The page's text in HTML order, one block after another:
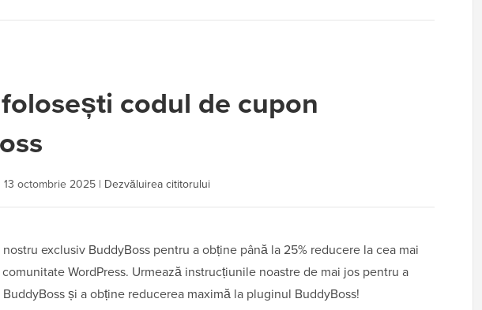
codul de cupon
13 octombrie 2025 | Dezvăluirea cititorului
exclusiv BuddyBoss pentru a obține până la 25% reducere la cea mai
WordPress. Urmează instrucțiunile noastre de mai jos pentru a
și a obține reducerea maximă la pluginul BuddyBoss!